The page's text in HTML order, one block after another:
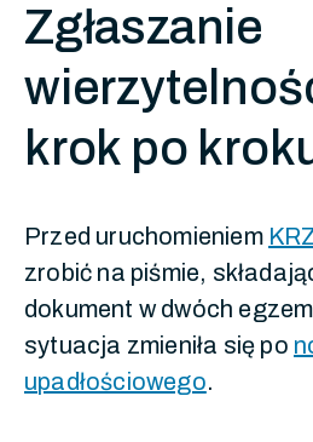
Zgłaszanie
krok po
Przed uruchomieniem
zrobić na piśmie,
dokument w dwóch
sytuacja zmieniła się po
upadłościowego.